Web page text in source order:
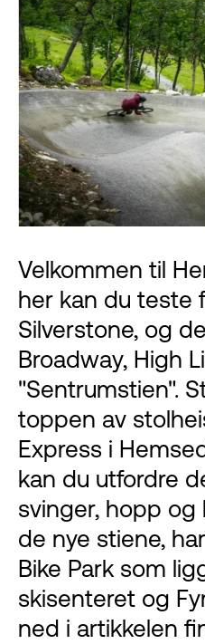
Velkommen til
her kan du teste
Silverstone, og
Broadway, High
"Sentrumstien".
toppen av
Express i
kan du utfordre
svinger, hopp og
de nye stiene,
Bike Park som
skisenteret og
ned i artikkelen